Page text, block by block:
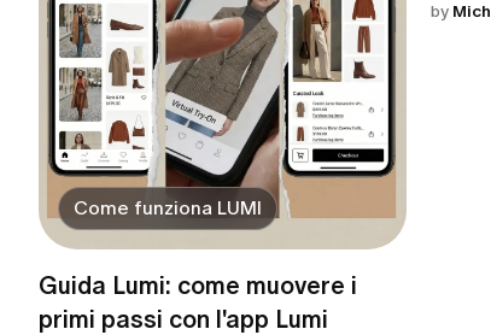
Come funziona LUMI
Guida Lumi: come muovere i
primi passi con l'app Lumi
by